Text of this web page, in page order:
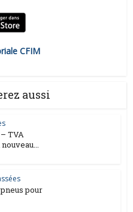
CFIM
aussi
TVA
pour